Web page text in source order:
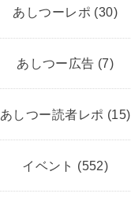
あしつーレポ (30)
あしつー広告 (7)
あしつー読者レポ (15)
イベント (552)